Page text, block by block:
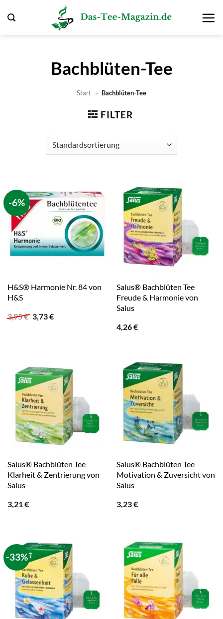
Inhalt
Bachblüten-Tee
Start » Bachblüten-Tee
FILTER
-6%
H&S® Harmonie Nr. 84 von
H&S
3,95€ Ursprünglicher
Preis
3,73€Aktueller
Salus® Bachblüten Tee
Freude & Harmonie von
Salus
4,26€
Salus® Bachblüten Tee
Klarheit & Zentrierung von
Salus
3,21€
Salus® Bachblüten Tee
Motivation & Zuversicht von
Salus
3,23€
-33%